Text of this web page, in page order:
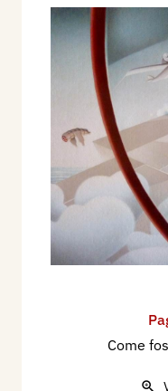
Come